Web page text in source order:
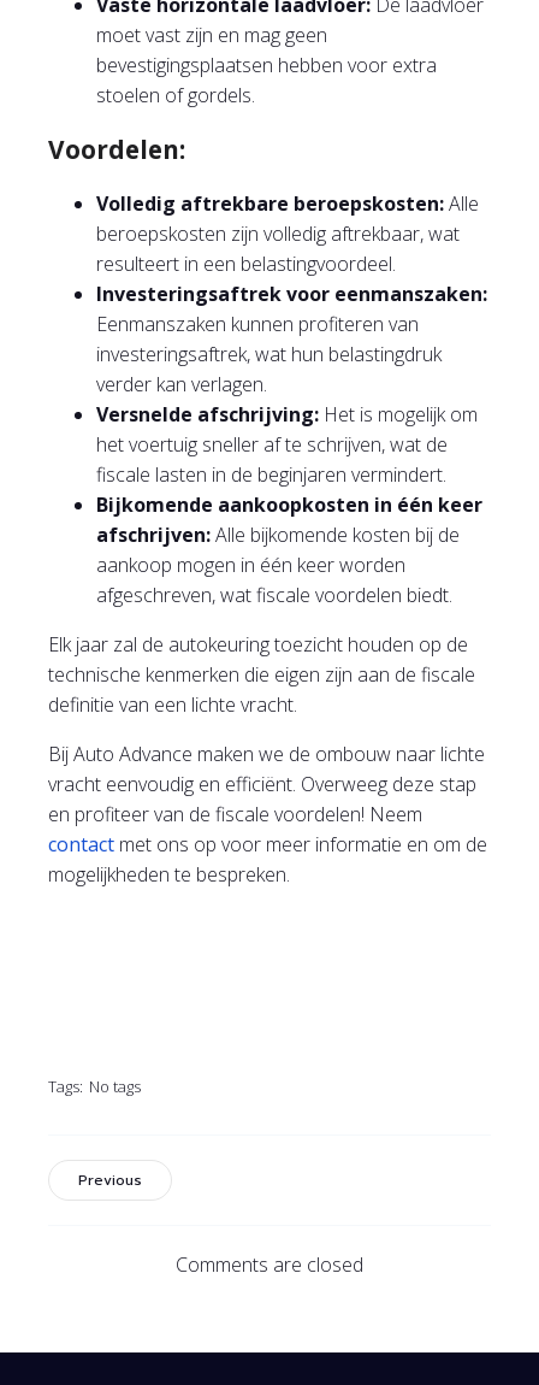
moet vast zijn en mag geen
bevestigingsplaatsen hebben voor extra
stoelen of gordels.
Voordelen:
Volledig aftrekbare beroepskosten:Alle
beroepskosten zijn volledig aftrekbaar, wat
resulteert in een belastingvoordeel.
Investeringsaftrek voor eenmanszaken:
Eenmanszaken kunnen profiteren van
investeringsaftrek, wat hun belastingdruk
verder kan verlagen.
Versnelde afschrijving: Het is mogelijk om
het voertuig sneller af te schrijven, wat de
fiscale lasten in de beginjaren vermindert.
Bijkomende aankoopkosten in één keer
afschrijven:Alle bijkomende kosten bij de
aankoop mogen in één keer worden
afgeschreven, wat fiscale voordelen biedt.
Elk jaar zal de autokeuring toezicht houden op de
technische kenmerken die eigen zijn aan de fiscale
definitie van een lichte vracht.
Bij Auto Advance maken we de ombouw naar lichte
vracht eenvoudig en efficiënt. Overweeg deze stap
en profiteer van de fiscale voordelen! Neem
contact met ons op voor meer informatie en om de
mogelijkheden te bespreken.
Tags: No tags
Previous
Comments are closed